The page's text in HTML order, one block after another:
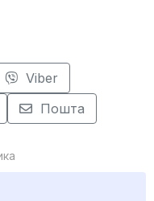
Viber
Пошта